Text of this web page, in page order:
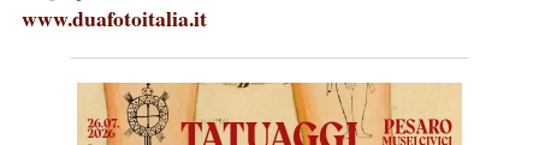
www.duafotoitalia.it